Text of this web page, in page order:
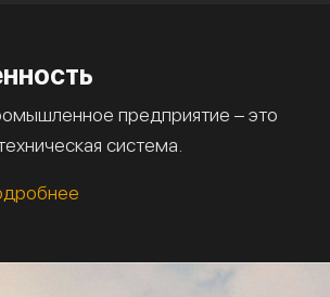
предприятие – это
система.